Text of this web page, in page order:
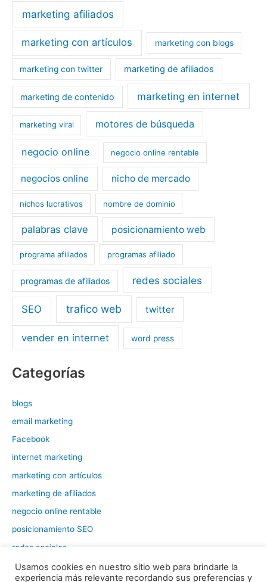
marketing afiliados
marketing con artículos marketing con blogs
marketing con twitter marketing de afiliados
marketing de contenido marketing en internet
marketing viral motores de búsqueda
negocio online negocio online rentable
negocios online nicho de mercado
nichos lucrativos nombre de dominio
palabras clave posicionamiento web
programa afiliados programas afiliado
programas de afiliados redes sociales
SEO trafico web twitter
vender en internet word press
Categorías
blogs
email marketing
Facebook
internet marketing
marketing con artículos
marketing de afiliados
negocio online rentable
posicionamiento SEO
redes sociales
tráfico web
Usamos cookies en nuestro sitio web para brindarle la
experiencia más relevante recordando sus preferencias y